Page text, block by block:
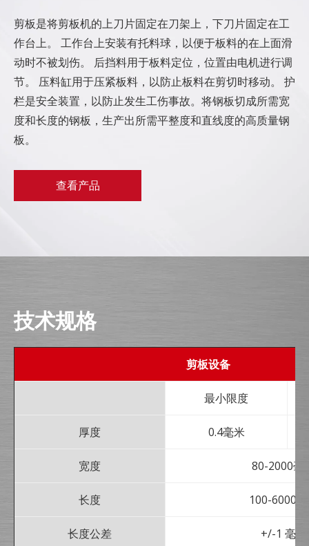
剪板是将剪板机的上刀片固定在刀架上，下刀片固定在工
作台上。 工作台上安装有托料球，以便于板料的在上面滑
动时不被划伤。 后挡料用于板料定位，位置由电机进行调
节。 压料缸用于压紧板料，以防止板料在剪切时移动。 护
栏是安全装置，以防止发生工伤事故。将钢板切成所需宽
度和长度的钢板，生产出所需平整度和直线度的高质量钢
板。
查看产品
技术规格
剪板设备
最小限度
厚度 0.4毫米
宽度 80-2000毫
长度 100-6000
长度公差 +/-1 毫米